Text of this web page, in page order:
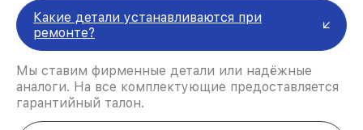
Какие детали устанавливаются при
ремонте?
Мы ставим фирменные детали или надёжные
аналоги. На все комплектующие предоставляется
гарантийный талон.